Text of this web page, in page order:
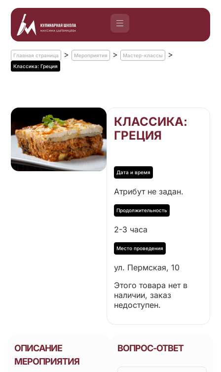
Главная страница > Мероприятия > Мастер-классы >
Классика: Греция
КЛАССИКА:
ГРЕЦИЯ
Атрибут не задан.
2-3 часа
ул. Пермская, 10
Этого товара нет в
наличии, заказ
недоступен.
ОПИСАНИЕ
МЕРОПРИЯТИЯ
ВОПРОС-ОТВЕТ